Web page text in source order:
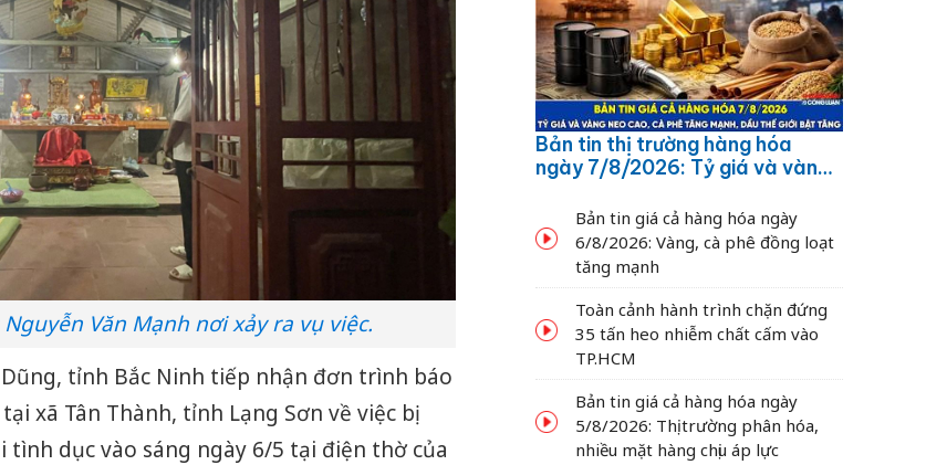
Văn Mạnh nơi xảy ra vụ việc.
tỉnh Bắc Ninh tiếp nhận đơn trình báo
xã Tân Thành, tỉnh Lạng Sơn về việc bị
dục vào sáng ngày 6/5 tại điện thờ của
Bản tin thị trường hàng hóa
ngày 7/8/2026: Tỷ giá và vàng
dầu thế giới bật tăng
Bản tin giá cả hàng hóa ngày
6/8/2026: Vàng, cà phê đồng loạt
tăng mạnh
Toàn cảnh hành trình chặn đứng
35 tấn heo nhiễm chất cấm vào
TP.HCM
Bản tin giá cả hàng hóa ngày
5/8/2026: Thị trường phân hóa,
nhiều mặt hàng chịu áp lực